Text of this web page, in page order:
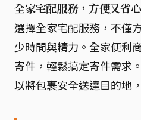
全家宅配服務，方便又省心
選擇全家宅配服務，不僅
少時間與精力。全家便利
寄件，輕鬆搞定寄件需求
以將包裹安全送達目的地